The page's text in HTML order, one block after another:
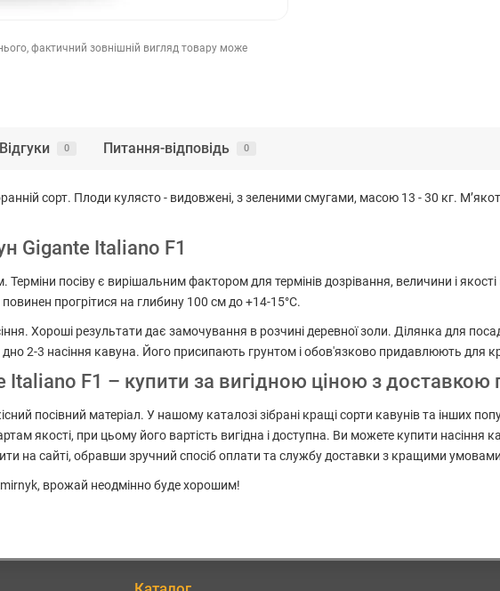
фактичний зовнішній вигляд товару може
Відгуки 0 Питання-відповідь 0
сорт. Плоди кулясто - видовжені, з зеленими смугами, масою 13 - 30 кг.
Gigante Italiano F1
Терміни посіву є вирішальним фактором для термінів дозрівання, величини і
прогрітися на глибину 100 см до +14-15°С.
Хороші результати дає замочування в розчині деревної золи. Ділянка для
2-3 насіння кавуна. Його присипають грунтом і обов'язково придавлюють для
Italiano F1 – купити за вигідною ціною з доставкою
посівний матеріал. У нашому каталозі зібрані кращі сорти кавунів та інших
якості, при цьому його вартість вигідна і доступна. Ви можете купити
на сайті, обравши зручний спосіб оплати та службу доставки з кращими
врожай неодмінно буде хорошим!